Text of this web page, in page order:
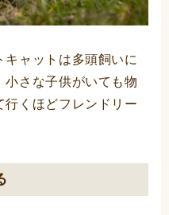
キャットは多頭飼いに
小さな子供がいても物
くほどフレンドリー